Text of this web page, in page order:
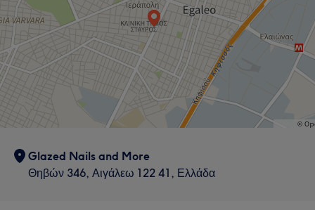
Glazed Nails and More
Θηβών 346, Αιγάλεω 122 41, Ελλάδα